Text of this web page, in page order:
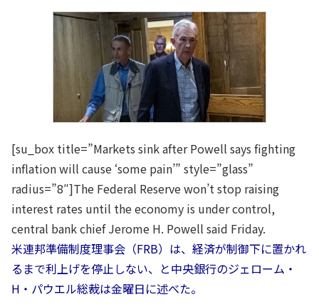
[su_box title=”Markets sink after Powell says fighting
inflation will cause ‘some pain’” style=”glass”
radius=”8″]The Federal Reserve won’t stop raising
interest rates until the economy is under control,
central bank chief Jerome H. Powell said Friday.
米連邦準備制度理事会（FRB）は、経済が制御下に置かれ
るまで利上げを停止しない、と中央銀行のジェローム・
H・パウエル総裁は金曜日に述べた。